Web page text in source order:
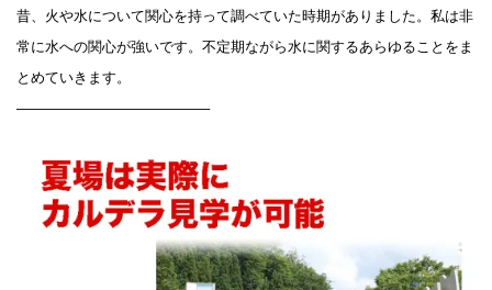
昔、火や水について関心を持って調べていた時期がありました。私は非
常に水への関心が強いです。不定期ながら水に関するあらゆることをま
とめていきます。
—————————————–